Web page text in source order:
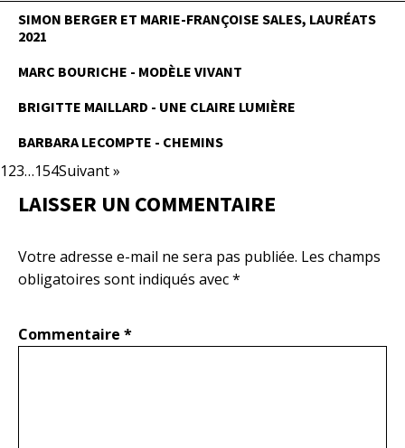
SIMON BERGER ET MARIE-FRANÇOISE SALES, LAURÉATS
2021
MARC BOURICHE - MODÈLE VIVANT
BRIGITTE MAILLARD - UNE CLAIRE LUMIÈRE
BARBARA LECOMPTE - CHEMINS
123…154Suivant »
LAISSER UN COMMENTAIRE
Votre adresse e-mail ne sera pas publiée. Les champs
obligatoires sont indiqués avec*
Commentaire *